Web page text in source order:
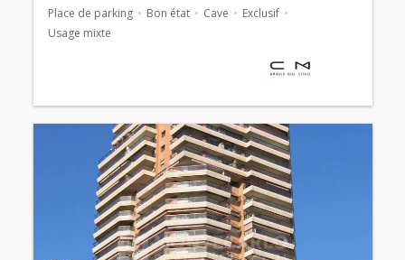
Place de parking Bon état Cave
Exclusif
Usage mixte